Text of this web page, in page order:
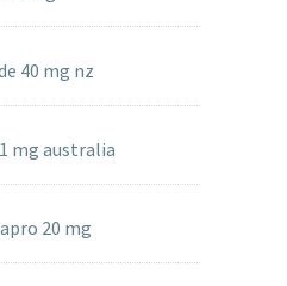
40 mg nz
mg australia
20 mg